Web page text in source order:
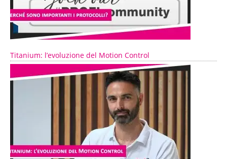
Titanium: l’evoluzione del Motion Control